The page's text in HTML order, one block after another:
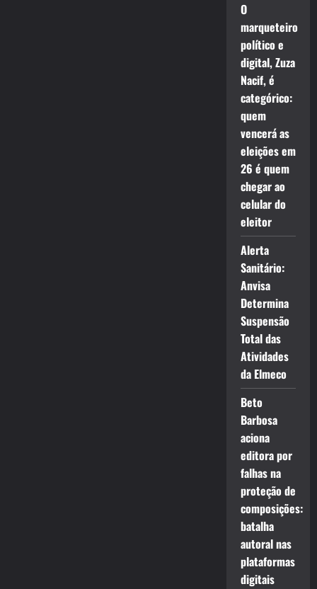
O
marqueteiro
político e
digital, Zuza
Nacif, é
categórico:
quem
vencerá as
eleições em
26 é quem
chegar ao
celular do
eleitor
Alerta
Sanitário:
Anvisa
Determina
Suspensão
Total das
Atividades
da Elmeco
Beto
Barbosa
aciona
editora por
falhas na
proteção de
composições:
batalha
autoral nas
plataformas
digitais